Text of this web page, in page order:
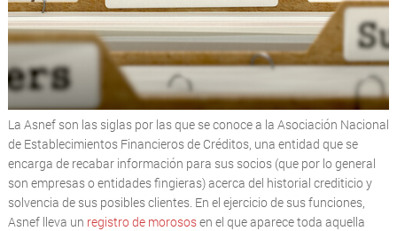
La Asnef son las siglas por las que se conoce a la Asociación Nacional
de Establecimientos Financieros de Créditos, una entidad que se
encarga de recabar información para sus socios (que por lo general
son empresas o entidades fingieras) acerca del historial crediticio y
solvencia de sus posibles clientes. En el ejercicio de sus funciones,
Asnef lleva un registro de morososen el que aparece toda aquella